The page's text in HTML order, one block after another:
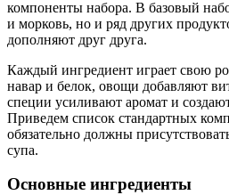
компоненты набора. В базовый
и морковь, но и ряд других
дополняют друг друга.
Каждый ингредиент играет свою
навар и белок, овощи добавляют
специи усиливают аромат и
Приведем список стандартных
обязательно должны
супа.
Основные ингредиенты